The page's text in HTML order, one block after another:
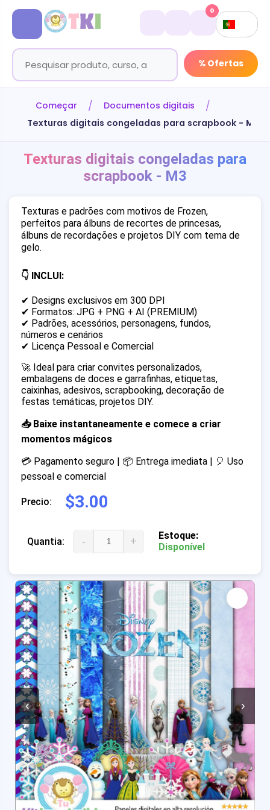
% Ofertas
0
Começar
Documentos digitais
Texturas digitais congeladas para scrapbook - M3
‹ ›
Texturas digitais congeladas para
scrapbook - M3
Texturas e padrões com motivos de Frozen,
perfeitos para álbuns de recortes de princesas,
álbuns de recordações e projetos DIY com tema de
gelo.
👇 INCLUI:
✔ Designs exclusivos em 300 DPI
✔ Formatos: JPG + PNG + AI (PREMIUM)
✔ Padrões, acessórios, personagens, fundos,
números e cenários
✔ Licença Pessoal e Comercial
🚀 Ideal para criar convites personalizados,
embalagens de doces e garrafinhas, etiquetas,
caixinhas, adesivos, scrapbooking, decoração de
festas temáticas, projetos DIY.
📥 Baixe instantaneamente e comece a criar
momentos mágicos
💳 Pagamento seguro | 📦 Entrega imediata | 🎈 Uso
pessoal e comercial
Precio: $3.00
Quantia: - +
Estoque:
Disponível